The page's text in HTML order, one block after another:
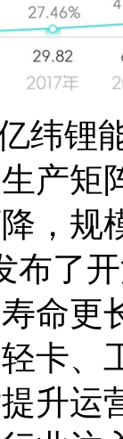
纬锂
产矩
，规
布了
命更
卡、
升运